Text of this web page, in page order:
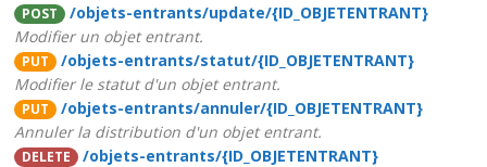
POST
/objets-entrants/update/{ID_OBJETENTRANT}
Modifier un objet entrant.
PUT
/objets-entrants/statut/{ID_OBJETENTRANT}
Modifier le statut d'un objet entrant.
PUT
/objets-entrants/annuler/{ID_OBJETENTRANT}
Annuler la distribution d'un objet entrant.
DELETE
/objets-entrants/{ID_OBJETENTRANT}